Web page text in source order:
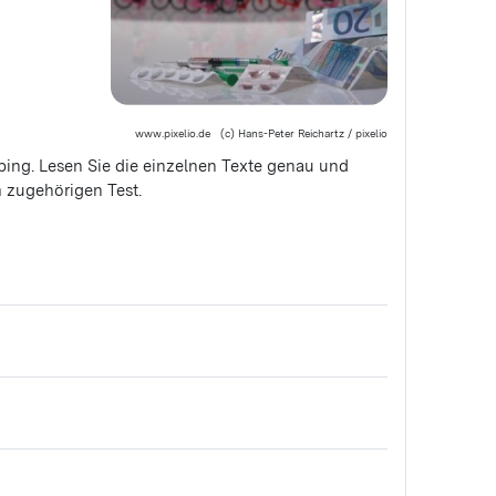
www.pixelio.de (c) Hans-Peter Reichartz / pixelio
Lesen Sie die einzelnen Texte genau und
zugehörigen Test.